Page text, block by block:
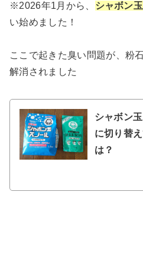
※2026年1月から、 シャボン
い始めました！
ここで起きた臭い問題が、粉
解消されました
シャボン
に切り替
は？